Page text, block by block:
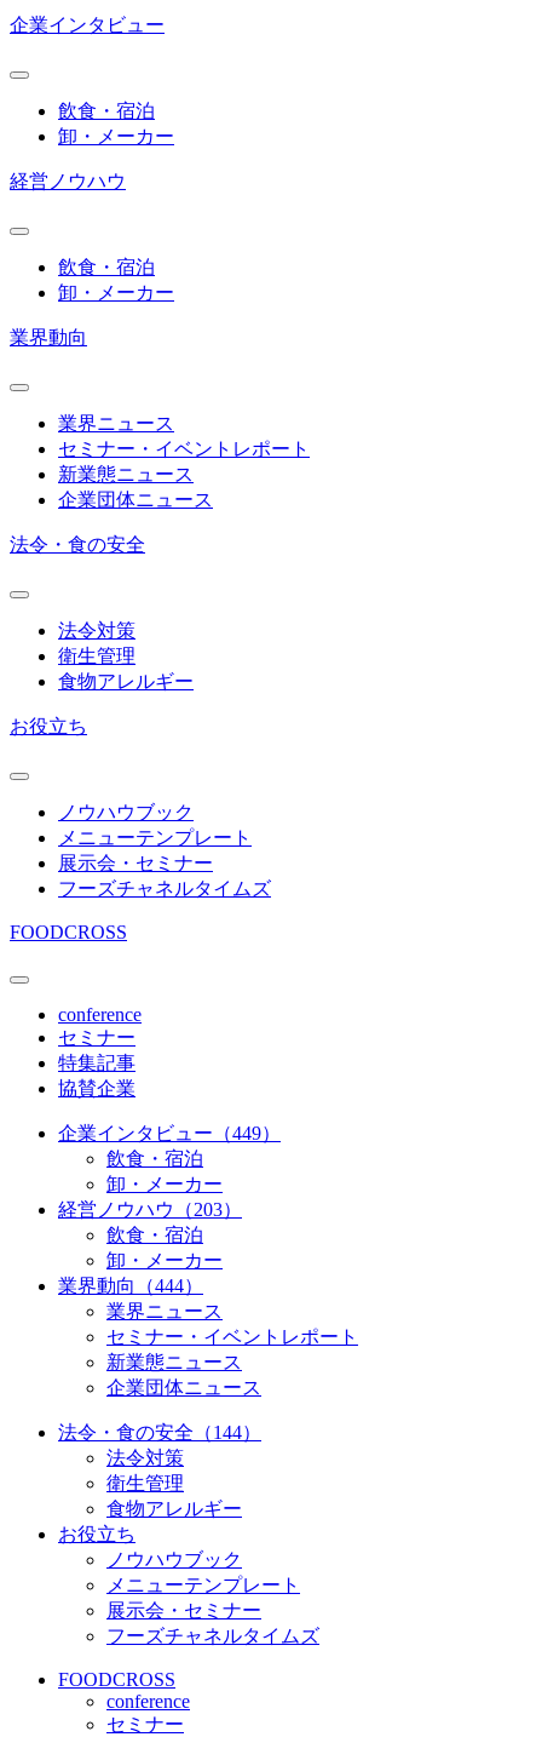
企業インタビュー
飲食・宿泊
卸・メーカー
経営ノウハウ
飲食・宿泊
卸・メーカー
業界動向
業界ニュース
セミナー・イベントレポート
新業態ニュース
企業団体ニュース
法令・食の安全
法令対策
衛生管理
食物アレルギー
お役立ち
ノウハウブック
メニューテンプレート
展示会・セミナー
フーズチャネルタイムズ
FOODCROSS
conference
セミナー
特集記事
協賛企業
企業インタビュー（449）
飲食・宿泊
卸・メーカー
経営ノウハウ（203）
飲食・宿泊
卸・メーカー
業界動向（444）
業界ニュース
セミナー・イベントレポート
新業態ニュース
企業団体ニュース
法令・食の安全（144）
法令対策
衛生管理
食物アレルギー
お役立ち
ノウハウブック
メニューテンプレート
展示会・セミナー
フーズチャネルタイムズ
FOODCROSS
conference
セミナー